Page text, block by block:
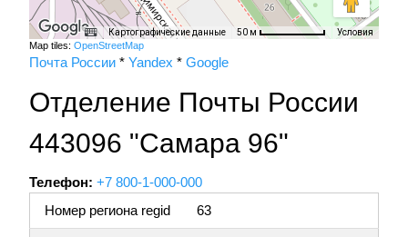
Картографические данные 50 м Условия
Map tiles: OpenStreetMap
Почта России * Yandex * Google
Отделение Почты России
443096 "Самара 96"
Телефон: +7 800-1-000-000
Номер региона regid
63